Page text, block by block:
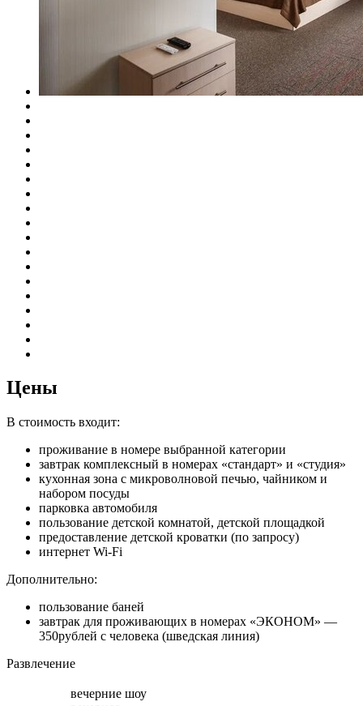
Цены
В стоимость входит:
проживание в номере выбранной категории
завтрак комплексный в номерах «стандарт» и «студия»
кухонная зона с микроволновой печью, чайником и
набором посуды
парковка автомобиля
пользование детской комнатой, детской площадкой
предоставление детской кроватки (по запросу)
интернет Wi-Fi
Дополнительно:
пользование баней
завтрак для проживающих в номерах «ЭКОНОМ» —
350рублей с человека (шведская линия)
Развлечение
вечерние шоу